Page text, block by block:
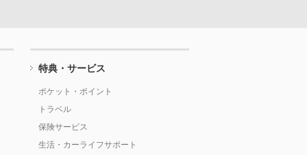
特典・サービス
ポケット・ポイント
トラベル
保険サービス
生活・カーライフサポート